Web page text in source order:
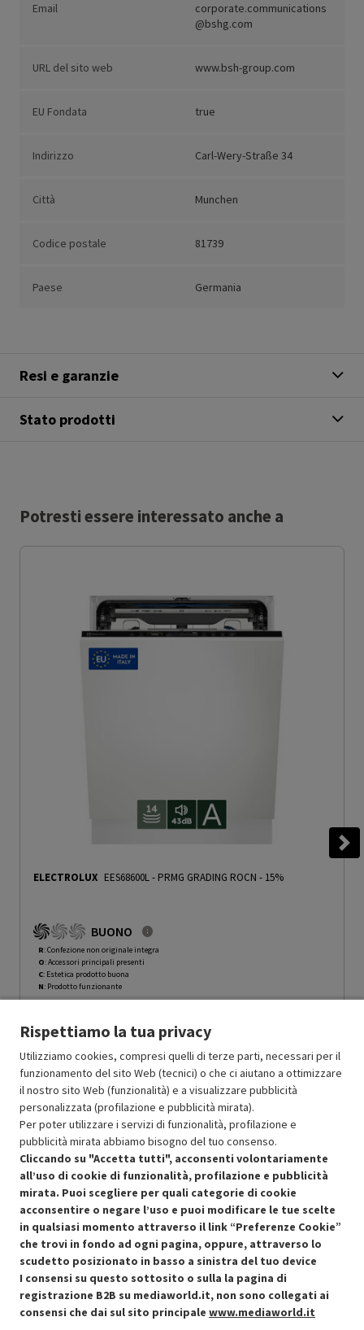
Email
corporate.communications
@bshg.com
URL del sito web www.bsh-group.com
EU Fondata true
Indirizzo Carl-Wery-Straße 34
Città Munchen
Codice postale 81739
Paese Germania
Resi e garanzie
Stato prodotti
Potresti essere interessato anche a
ELECTROLUX EES68600L- PRMG GRADING ROCN - 15%
BUONO
R: Confezione non originale integra
O: Accessori principali presenti
C: Estetica prodotto buona
N: Prodotto funzionante
Ricondizionato 552.49
Aggiungi al carrello
Condizioni generali di vendita Recedere dal contratto qui
Rispettiamo la tua privacy
Utilizziamo cookies, compresi quelli di terze parti, necessari per il
funzionamento del sito Web (tecnici) o che ci aiutano a ottimizzare
il nostro sito Web (funzionalità) e a visualizzare pubblicità
personalizzata (profilazione e pubblicità mirata).
Per poter utilizzare i servizi di funzionalità, profilazione e
pubblicità mirata abbiamo bisogno del tuo consenso.
Cliccando su "Accetta tutti", acconsenti volontariamente
all’uso di cookie di funzionalità, profilazione e pubblicità
mirata. Puoi scegliere per quali categorie di cookie
acconsentire o negare l’uso e puoi modificare le tue scelte
in qualsiasi momento attraverso il link “Preferenze Cookie”
che trovi in fondo ad ogni pagina, oppure, attraverso lo
scudetto posizionato in basso a sinistra del tuo device
I consensi su questo sottosito o sulla la pagina di
registrazione B2B su mediaworld.it, non sono collegati ai
consensi che dai sul sito principale www.mediaworld.it